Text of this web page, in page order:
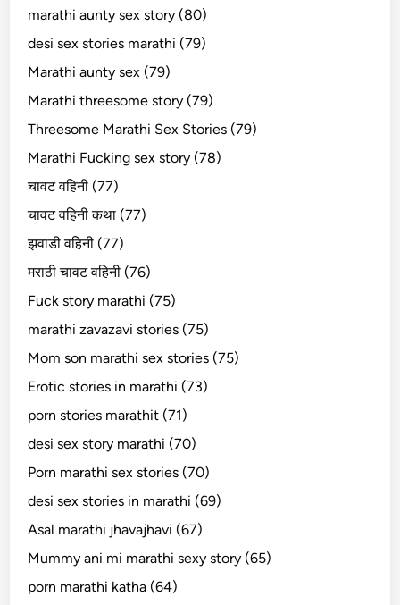
marathi aunty sex story (80)
desi sex stories marathi (79)
Marathi aunty sex (79)
Marathi threesome story (79)
Threesome Marathi Sex Stories (79)
Marathi Fucking sex story (78)
चावट वहिनी (77)
चावट वहिनी कथा (77)
झवाडी वहिनी (77)
मराठी चावट वहिनी (76)
Fuck story marathi (75)
marathi zavazavi stories (75)
Mom son marathi sex stories (75)
Erotic stories in marathi (73)
porn stories marathit (71)
desi sex story marathi (70)
Porn marathi sex stories (70)
desi sex stories in marathi (69)
Asal marathi jhavajhavi (67)
Mummy ani mi marathi sexy story (65)
porn marathi katha (64)